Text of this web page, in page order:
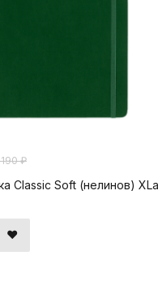
₽
Classic Soft (нелинов)